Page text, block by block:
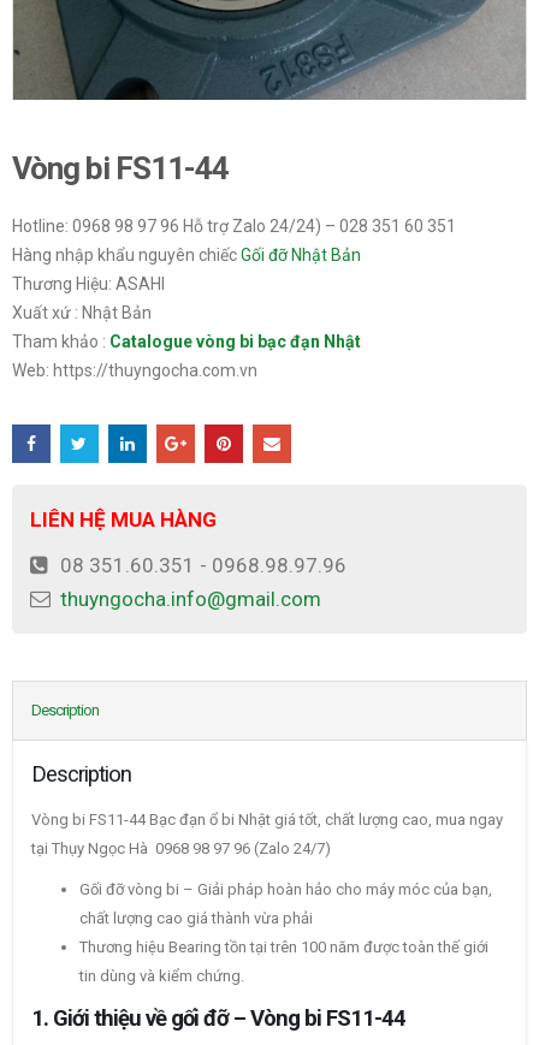
Vòng bi FS11-44
Hotline: 0968 98 97 96 Hỗ trợ Zalo 24/24) – 028 351 60 351
Hàng nhập khẩu nguyên chiếcGối đỡ Nhật Bản
Thương Hiệu: ASAHI
Xuất xứ : Nhật Bản
Tham khảo : Catalogue vòng bi bạc đạn Nhật
Web: https://thuyngocha.com.vn
LIÊN HỆ MUA HÀNG
08 351.60.351 - 0968.98.97.96
thuyngocha.info@gmail.com
Description
Description
Vòng bi FS11-44 Bạc đạn ổ bi Nhật giá tốt, chất lượng cao, mua ngay
tại Thụy Ngọc Hà 0968 98 97 96 (Zalo 24/7)
Gối đỡ vòng bi – Giải pháp hoàn hảo cho máy móc của bạn,
chất lượng cao giá thành vừa phải
Thương hiệu Bearing tồn tại trên 100 năm được toàn thế giới
tin dùng và kiểm chứng.
1. Giới thiệu về gối đỡ – Vòng bi FS11-44